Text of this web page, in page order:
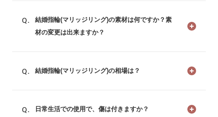
結婚指輪(マリッジリング)の素材は何ですか？素
材の変更は出来ますか？
結婚指輪(マリッジリング)の相場は？
日常生活での使用で、傷は付きますか？